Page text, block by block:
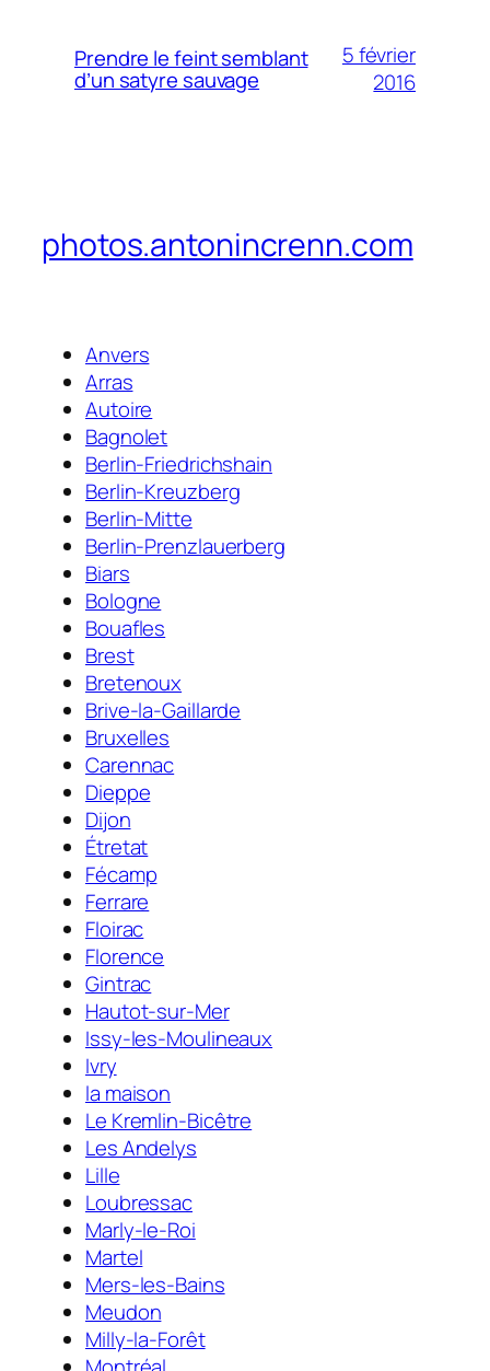
Prendre le feint semblant
d’un satyre sauvage
5 février
2016
photos.antonincrenn.com
Anvers
Arras
Autoire
Bagnolet
Berlin-Friedrichshain
Berlin-Kreuzberg
Berlin-Mitte
Berlin-Prenzlauerberg
Biars
Bologne
Bouafles
Brest
Bretenoux
Brive-la-Gaillarde
Bruxelles
Carennac
Dieppe
Dijon
Étretat
Fécamp
Ferrare
Floirac
Florence
Gintrac
Hautot-sur-Mer
Issy-les-Moulineaux
Ivry
la maison
Le Kremlin-Bicêtre
Les Andelys
Lille
Loubressac
Marly-le-Roi
Martel
Mers-les-Bains
Meudon
Milly-la-Forêt